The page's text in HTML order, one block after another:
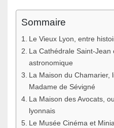
Sommaire
Le Vieux Lyon, entre
La Cathédrale Saint-Jean
astronomique
La Maison du Chamarier,
Madame de Sévigné
La Maison des Avocats,
lyonnais
Le Musée Cinéma et